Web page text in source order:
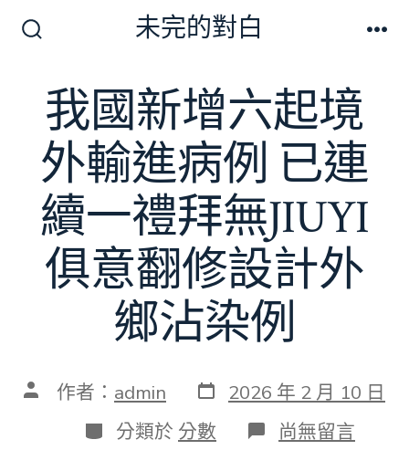
切
換
開
關
未完的對白
我國新增六起境
外輸進病例 已連
續一禮拜無JIUYI
俱意翻修設計外
鄉沾染例
文 作者： admin 發
表
日
期
2026 年 2 月 10 日
分
類
分類於 分數 在
〈我
尚無留言